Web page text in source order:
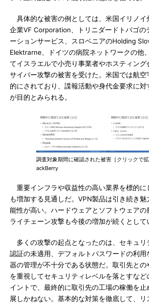
具体的な被害の例としては、米国イリノイ
企業VF Corporation、トリニダードトバゴの
ーションサービス、スロベニアのHolding
Elektrarne、ドイツの病院ネットワークの他
てイスラエルで小売り事業者やホスティン
サイバー攻撃の被害を受けた。米国では航
的にされており、諜報活動や身代金要求に
が目的とみられる。
調査対象期間に確認された被害［クリックで
ackBerry
重要インフラや収益性の高い業界を標的に
も増加する見通しだ。VPN製品は引き続き
能性が高い。ハードウェアとソフトウェア
ライチェーン攻撃も今後の増加が続くとして
多くの攻撃の起点となったのは、セキュリ
認証の未適用、デフォルトパスワードの利
器の管理が不十分である状態だ。取引先との
を重視してセキュリティレベルを落とすなど
イントで、最終的に取引先の工場の稼働を止
展しかねない。基本的な対策を徹底して、リ